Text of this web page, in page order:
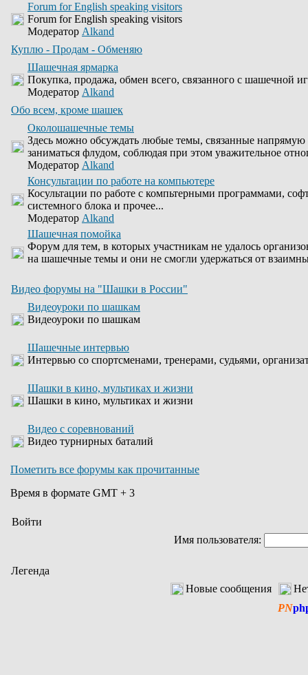
Forum for English speaking visitors
Forum for English speaking visitors
Модератор Alkand
Куплю - Продам - Обменяю
Шашечная ярмарка
Покупка, продажа, обмен всего, связанного с шашечной
Модератор Alkand
Обо всем, кроме шашек
Околошашечные темы
Здесь можно обсуждать любые темы, связанные
заниматься флудом, соблюдая при этом уважительное
Модератор Alkand
Консультации по работе на компьютере
Косультации по работе с компьтерными программами,
системного блока и прочее...
Модератор Alkand
Шашечная помойка
Форум для тем, в которых участникам не удалось
на шашечные темы и они не смогли удержаться от
Видео форумы на "Шашки в России"
Видеоуроки по шашкам
Видеоуроки по шашкам
Шашечные интервью
Интервью со спортсменами, тренерами, судьями,
Шашки в кино, мультиках и жизни
Шашки в кино, мультиках и жизни
Видео с соревнований
Видео турнирных баталий
Пометить все форумы как прочитанные
Время в формате GMT + 3
Войти
Имя пользователя:
Легенда
Новые сообщения
PN